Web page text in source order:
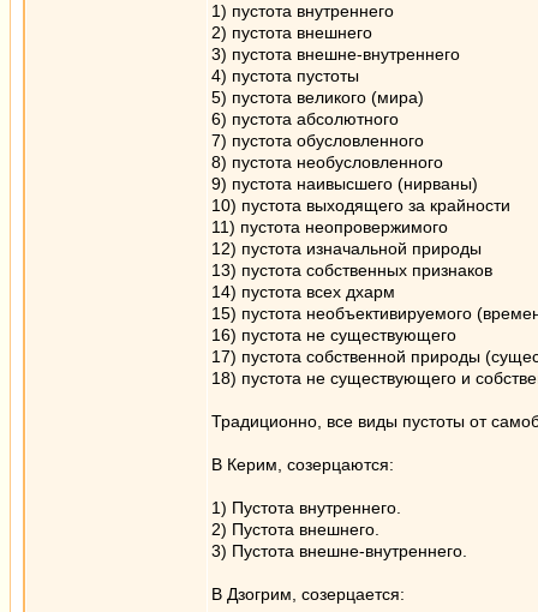
1) пустота внутреннего
2) пустота внешнего
3) пустота внешне-внутреннего
4) пустота пустоты
5) пустота великого (мира)
6) пустота абсолютного
7) пустота обусловленного
8) пустота необусловленного
9) пустота наивысшего (нирваны)
10) пустота выходящего за крайности
11) пустота неопровержимого
12) пустота изначальной природы
13) пустота собственных признаков
14) пустота всех дхарм
15) пустота необъективируемого
16) пустота не существующего
17) пустота собственной природы
18) пустота не существующего и
Традиционно, все виды пустоты от
В Керим, созерцаются:
1) Пустота внутреннего.
2) Пустота внешнего.
3) Пустота внешне-внутреннего.
В Дзогрим, созерцается: